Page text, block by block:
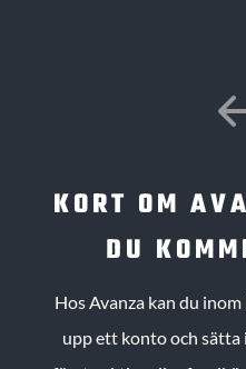
KORT OM
DU
Hos Avanza kan du
upp ett konto och